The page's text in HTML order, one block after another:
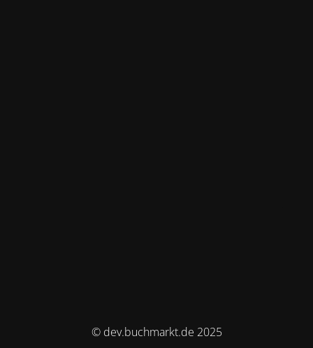
© dev.buchmarkt.de 2025